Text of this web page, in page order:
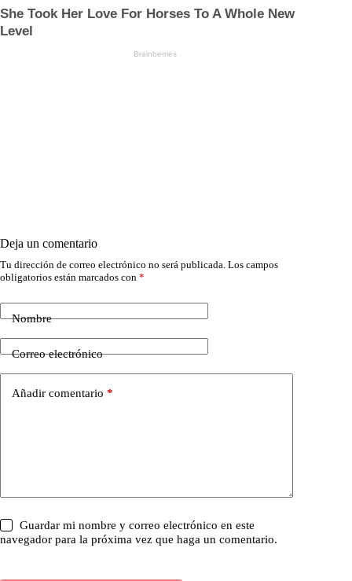
Deja un comentario
Tu dirección de correo electrónico no será publicada. Los campos
obligatorios están marcados con *
Nombre
Correo electrónico
Añadir comentario *
Guardar mi nombre y correo electrónico en este
navegador para la próxima vez que haga un comentario.